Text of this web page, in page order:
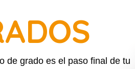
de grado es el paso final de tu